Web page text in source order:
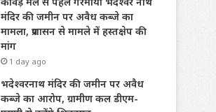
मंदिर की जमीन पर अवैध कब्जे का
मामला, प्रशासन से मामले में हस्तक्षेप की
मांग
1 day ago
भदेश्वरनाथ मंदिर की जमीन पर अवैध
कब्जे का आरोप, ग्रामीण कल डीएम-